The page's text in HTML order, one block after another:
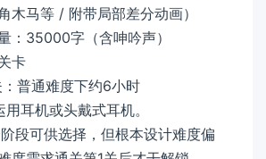
木马等 / 附带局部差分动画）
：35000字（含呻吟声）
卡
普通难度下约6小时
耳机或头戴式耳机。
段可供选择，但根本设计难度偏